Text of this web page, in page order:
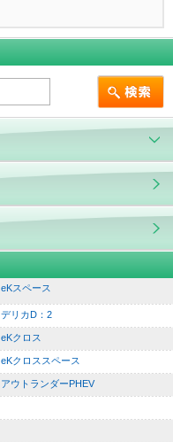
6.0
eKスペース
7.0
デリカD：2
8.0
eKクロス
9.0
eKクロススペース
10.0
アウトランダーPHEV